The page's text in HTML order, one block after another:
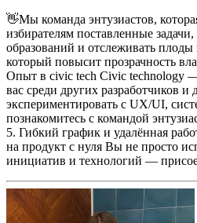
👋Мы команда энтузиастов,
избирателям поставленные
образований и отслеживать плоды
который повысит прозрачность
Опыт в civic tech Civic technology
вас среди других разработчиков и
экспериментировать с UX/UI,
познакомитесь с командой
5. Гибкий график и удалённая
на продукт с нуля Вы не просто
инициатив и технологий —